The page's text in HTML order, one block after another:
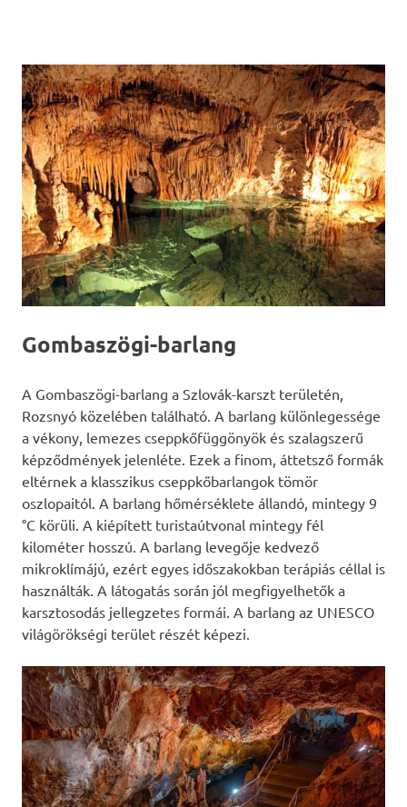
Gombaszögi-barlang
A Gombaszögi-barlang a Szlovák-karszt területén,
Rozsnyó közelében található. A barlang különlegessége
a vékony, lemezes cseppkőfüggönyök és szalagszerű
képződmények jelenléte. Ezek a finom, áttetsző formák
eltérnek a klasszikus cseppkőbarlangok tömör
oszlopaitól. A barlang hőmérséklete állandó, mintegy 9
°C körüli. A kiépített turistaútvonal mintegy fél
kilométer hosszú. A barlang levegője kedvező
mikroklímájú, ezért egyes időszakokban terápiás céllal is
használták. A látogatás során jól megfigyelhetők a
karsztosodás jellegzetes formái. A barlang az UNESCO
világörökségi terület részét képezi.